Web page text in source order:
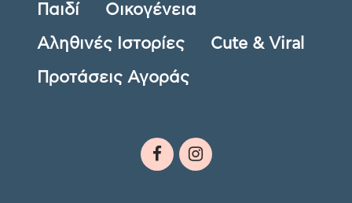
Παιδί Οικογένεια
Αληθινές Ιστορίες Cute & Viral
Προτάσεις Αγοράς